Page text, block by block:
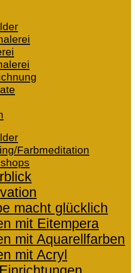
Farbmeditation
macht glücklich
mit Eitempera
mit Aquarellfarben
mit Acryl